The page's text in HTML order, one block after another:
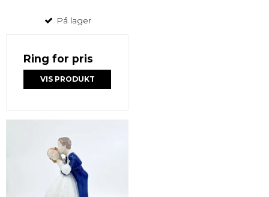
På lager
Ring for pris
VIS PRODUKT